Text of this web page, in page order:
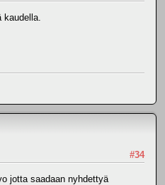
#34
jotta saadaan nyhdettyä